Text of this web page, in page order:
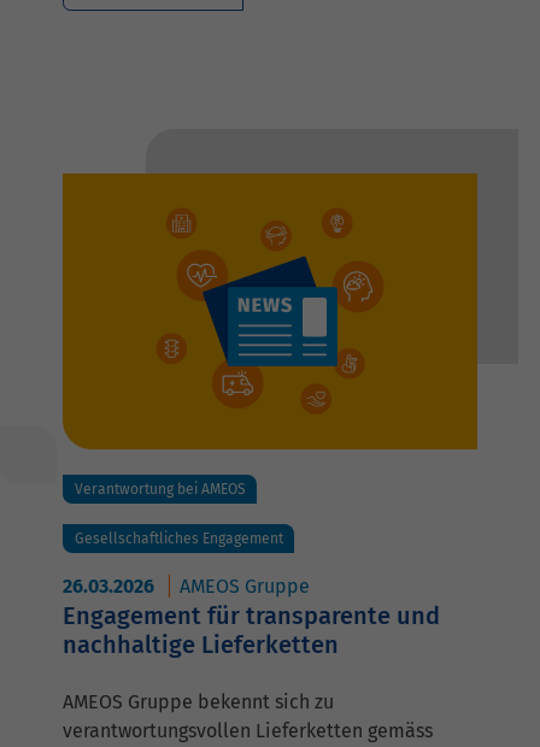
Verantwortung bei AMEOS
Gesellschaftliches Engagement
26.03.2026 AMEOS Gruppe
Engagement für transparente und
nachhaltige Lieferketten
AMEOS Gruppe bekennt sich zu
verantwortungsvollen Lieferketten gemäss